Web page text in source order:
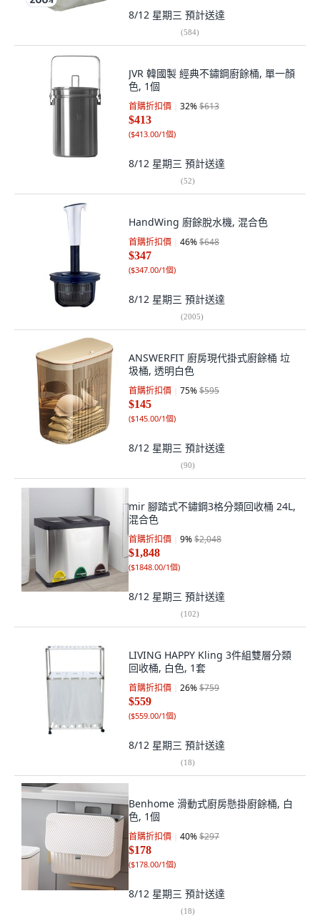
8/12 星期三 預計送達
(584)
JVR 韓國製 經典不鏽鋼廚餘桶, 單一顏
色, 1個
首購折扣價 32%$613
$413
($413.00/1個)
8/12 星期三 預計送達
(52)
HandWing 廚餘脫水機, 混合色
首購折扣價 46%$648
$347
($347.00/1個)
8/12 星期三 預計送達
(2005)
ANSWERFIT 廚房現代掛式廚餘桶 垃
圾桶, 透明白色
首購折扣價 75%$595
$145
($145.00/1個)
8/12 星期三 預計送達
(90)
mir 腳踏式不鏽鋼3格分類回收桶 24L,
混合色
首購折扣價 9%$2,048
$1,848
($1848.00/1個)
8/12 星期三 預計送達
(102)
LIVING HAPPY Kling 3件組雙層分類
回收桶, 白色, 1套
首購折扣價 26%$759
$559
($559.00/1個)
8/12 星期三 預計送達
(18)
Benhome 滑動式廚房懸掛廚餘桶, 白
色, 1個
首購折扣價 40%$297
$178
($178.00/1個)
8/12 星期三 預計送達
(18)